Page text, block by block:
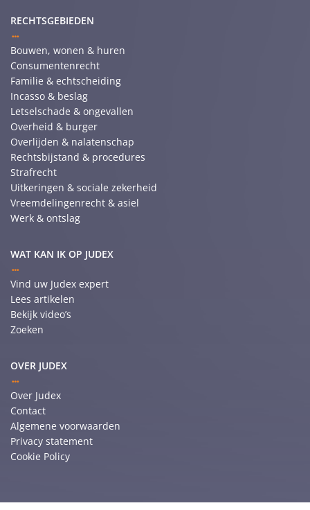
RECHTSGEBIEDEN
Bouwen, wonen & huren
Consumentenrecht
Familie & echtscheiding
Incasso & beslag
Letselschade & ongevallen
Overheid & burger
Overlijden & nalatenschap
Rechtsbijstand & procedures
Strafrecht
Uitkeringen & sociale zekerheid
Vreemdelingenrecht & asiel
Werk & ontslag
WAT KAN IK OP JUDEX
Vind uw Judex expert
Lees artikelen
Bekijk video’s
Zoeken
OVER JUDEX
Over Judex
Contact
Algemene voorwaarden
Privacy statement
Cookie Policy